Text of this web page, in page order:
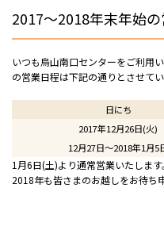
2017～2018年末年始
いつも烏山南口センターをご利用
の営業日程は下記の通りとさせてい
日にち
2017年12月26日(火)
12月27日～2018年1月5
1月6日(土)より通常営業いたします。
2018年も皆さまのお越しをお待ち